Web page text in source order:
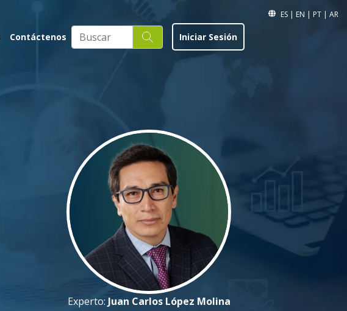
ES | EN | PT | AR
Contáctenos Iniciar Sesión
Experto: Juan Carlos López Molina